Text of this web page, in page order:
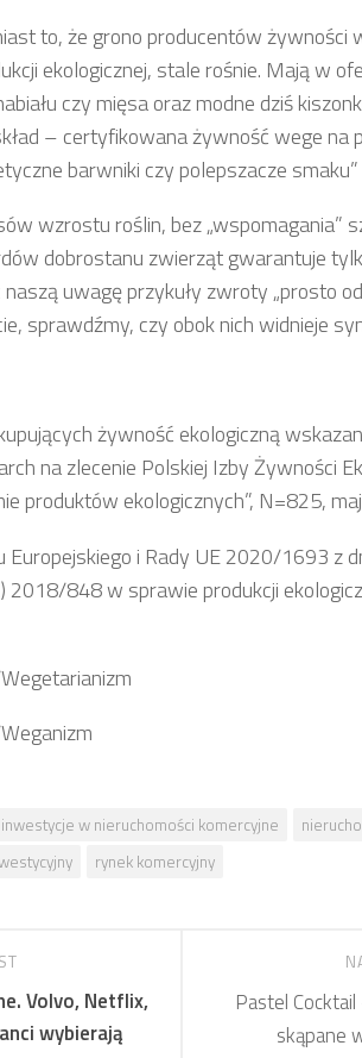
to, że grono producentów żywności
ekologicznej, stale rośnie. Mają w
czy mięsa oraz modne dziś
– certyfikowana żywność wege na
barwniki czy polepszacze
wzrostu roślin, bez „wspomagania”
dobrostanu zwierząt gwarantuje
uwagę przykuły zwroty „prosto
sprawdźmy, czy obok nich widnieje
żywność ekologiczną
na zlecenie Polskiej Izby Żywności
produktów ekologicznych”, N=825,
Europejskiego i Rady UE 2020/1693 z
2018/848 w sprawie produkcji
inwestycje w nieruchomości komercyjne
rynek komercyjny
Pastel
skąpane
Volvo, Netflix,
wybierają